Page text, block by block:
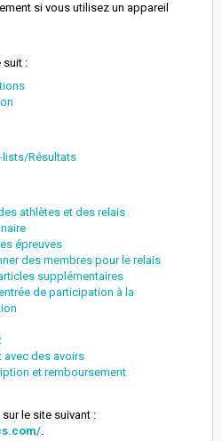
si vous utilisez un appareil
suit :
lists/Résultats
athlètes et des relais
épreuves
des membres pour le relais
supplémentaires
de participation à la
avec des avoirs
et remboursement
le site suivant :
.